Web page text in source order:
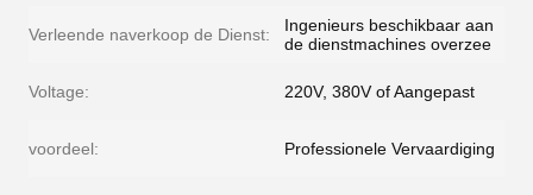
Verleende naverkoop de Dienst:
Ingenieurs beschikbaar aan
de dienstmachines overzee
Voltage: 220V, 380V of Aangepast
voordeel: Professionele Vervaardiging